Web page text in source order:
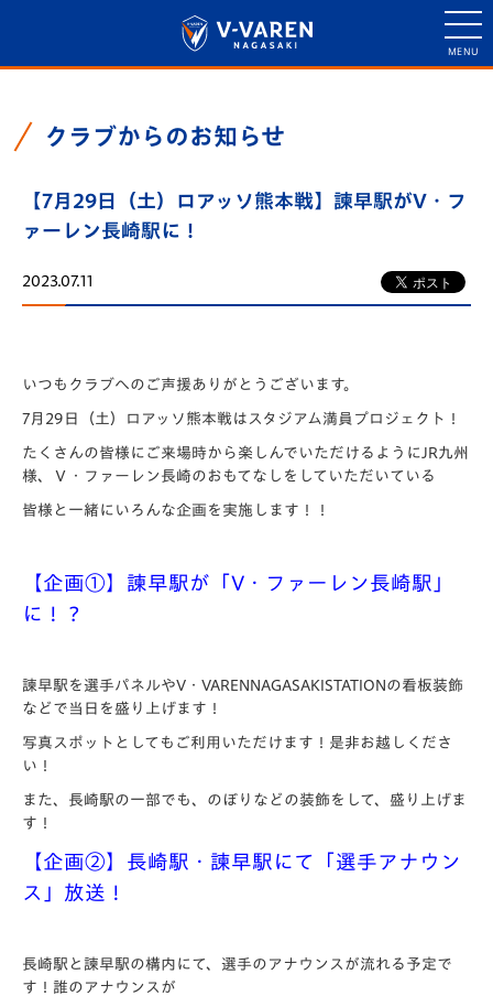
クラブからのお知らせ
【7月29日（土）ロアッソ熊本戦】諫早駅がV・フ
ァーレン長崎駅に！
2023.07.11
いつもクラブへのご声援ありがとうございます。
7月29日（土）ロアッソ熊本戦はスタジアム満員プロジェクト！
たくさんの皆様にご来場時から楽しんでいただけるようにJR九州
様、Ｖ・ファーレン長崎のおもてなしをしていただいている
皆様と一緒にいろんな企画を実施します！！
【企画①】諫早駅が「V・ファーレン長崎駅」
に！？
諫早駅を選手パネルやV・VARENNAGASAKISTATIONの看板装飾
などで当日を盛り上げます！
写真スポットとしてもご利用いただけます！是非お越しくださ
い！
また、長崎駅の一部でも、のぼりなどの装飾をして、盛り上げま
す！
【企画②】長崎駅・諫早駅にて「選手アナウン
ス」放送！
長崎駅と諫早駅の構内にて、選手のアナウンスが流れる予定で
す！誰のアナウンスが